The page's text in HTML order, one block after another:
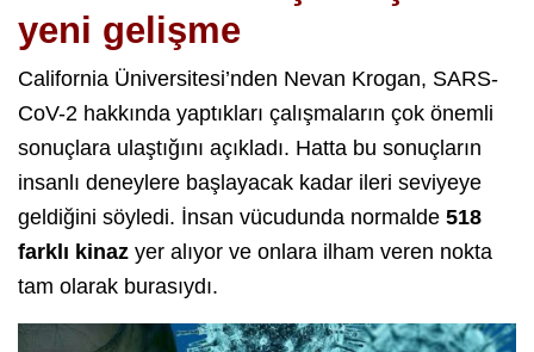
yeni gelişme
California Üniversitesi’nden Nevan Krogan, SARS-
CoV-2 hakkında yaptıkları çalışmaların çok önemli
sonuçlara ulaştığını açıkladı. Hatta bu sonuçların
insanlı deneylere başlayacak kadar ileri seviyeye
geldiğini söyledi. İnsan vücudunda normalde 518
farklı kinaz yer alıyor ve onlara ilham veren nokta
tam olarak burasıydı.